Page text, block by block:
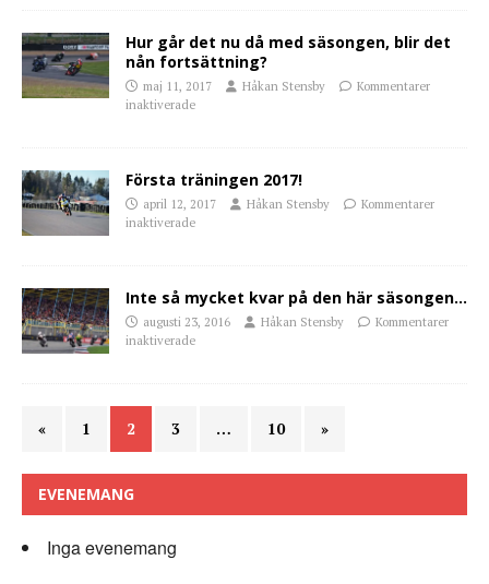
Hur går det nu då med säsongen, blir det
nån fortsättning?
maj 11, 2017 Håkan Stensby
Kommentarer
inaktiverade
Första träningen 2017!
april 12, 2017 Håkan Stensby
Kommentarer
inaktiverade
Inte så mycket kvar på den här säsongen…
augusti 23, 2016 Håkan Stensby
Kommentarer
inaktiverade
« 1 2 3 … 10 »
EVENEMANG
Inga evenemang